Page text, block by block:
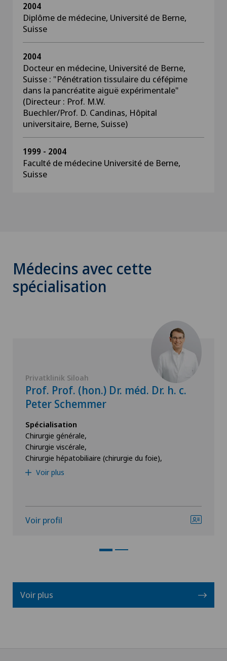
2004
Diplôme de médecine, Université de Berne,
Suisse
2004
Docteur en médecine, Université de Berne,
Suisse : "Pénétration tissulaire du céfépime
dans la pancréatite aiguë expérimentale"
(Directeur : Prof. M.W.
Buechler/Prof. D. Candinas, Hôpital
universitaire, Berne, Suisse)
1999 - 2004
Faculté de médecine Université de Berne,
Suisse
Médecins avec cette
spécialisation
Privatklinik Siloah
Prof. Prof. (hon.) Dr. méd. Dr. h. c.
Peter Schemmer
Spécialisation
Chirurgie générale,
Chirurgie viscérale,
Chirurgie hépatobiliaire (chirurgie du foie),
Voir plus
Voir profil
Voir plus